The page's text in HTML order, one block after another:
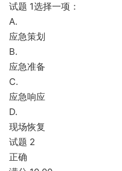
试题 1选择一项：
A.
应急策划
B.
应急准备
C.
应急响应
D.
现场恢复
试题 2
正确